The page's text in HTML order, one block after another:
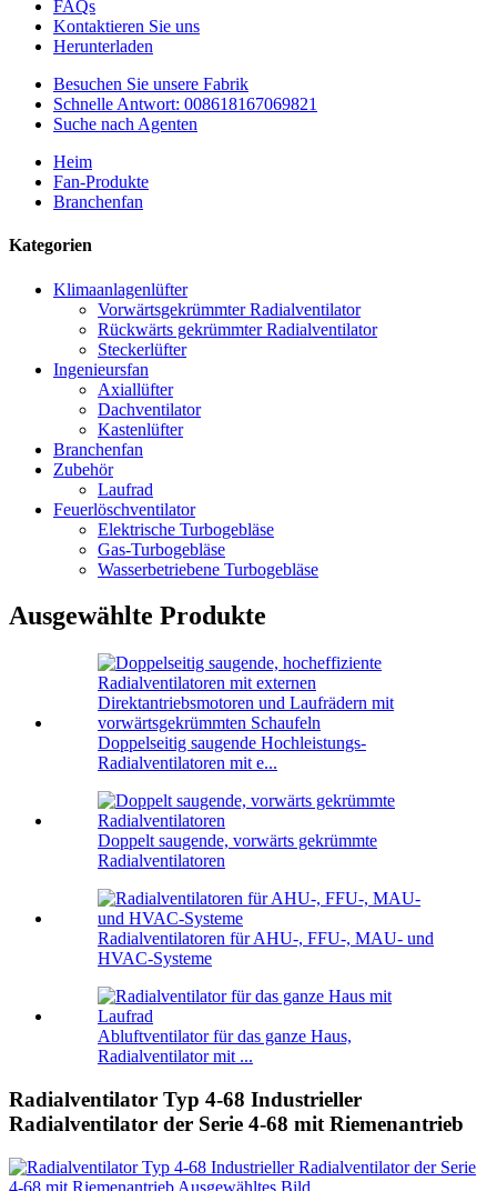
FAQs
Kontaktieren Sie uns
Herunterladen
Besuchen Sie unsere Fabrik
Schnelle Antwort: 008618167069821
Suche nach Agenten
Heim
Fan-Produkte
Branchenfan
Kategorien
Klimaanlagenlüfter
Vorwärtsgekrümmter Radialventilator
Rückwärts gekrümmter Radialventilator
Steckerlüfter
Ingenieursfan
Axiallüfter
Dachventilator
Kastenlüfter
Branchenfan
Zubehör
Laufrad
Feuerlöschventilator
Elektrische Turbogebläse
Gas-Turbogebläse
Wasserbetriebene Turbogebläse
Ausgewählte Produkte
Doppelseitig saugende Hochleistungs-
Radialventilatoren mit e...
Doppelt saugende, vorwärts gekrümmte
Radialventilatoren
Radialventilatoren für AHU-, FFU-, MAU- und
HVAC-Systeme
Abluftventilator für das ganze Haus,
Radialventilator mit ...
Radialventilator Typ 4-68 Industrieller
Radialventilator der Serie 4-68 mit Riemenantrieb